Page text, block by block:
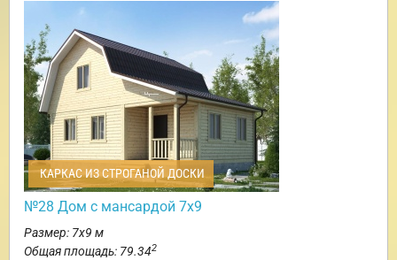
КАРКАС ИЗ СТРОГАНОЙ ДОСКИ
№28 Дом с мансардой 7х9
Размер: 7х9 м
Общая площадь: 79.342